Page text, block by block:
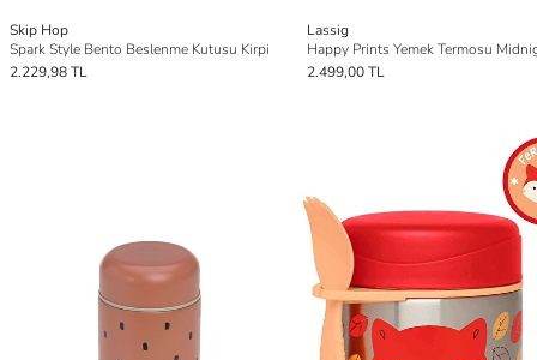
Skip Hop
Spark Style Bento Beslenme Kutusu Kirpi
2.229,98 TL
Lassig
2.499,00 TL